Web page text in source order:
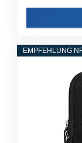
EMPFEHLUNG